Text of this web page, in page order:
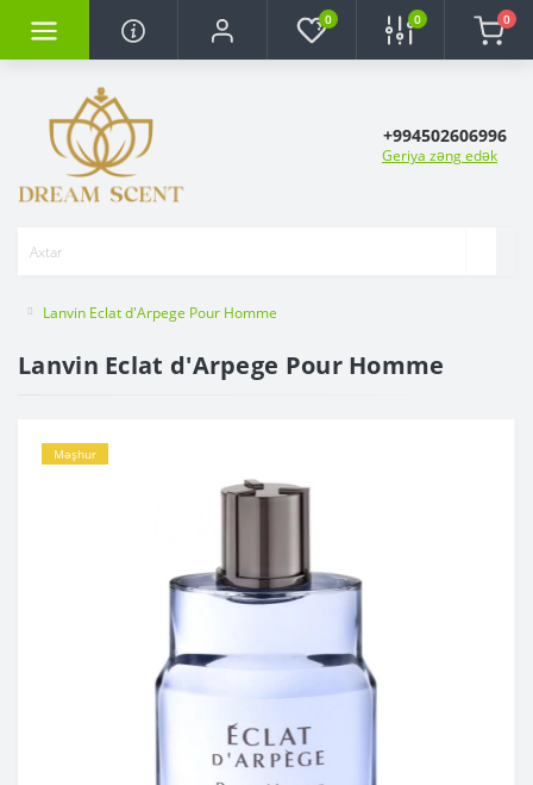
0 0 0
+994502606996
Geriya zəng edək
Lanvin Eclat d'Arpege Pour Homme
Lanvin Eclat d'Arpege Pour Homme
Məşhur